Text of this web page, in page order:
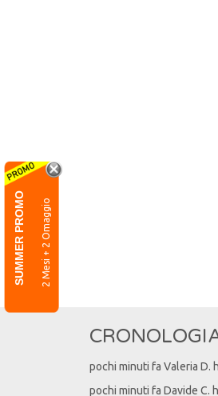
SUMMER PROMO 2 Mesi + 2 Omaggio
pochi minuti fa Valeria D.
pochi minuti fa Davide C.